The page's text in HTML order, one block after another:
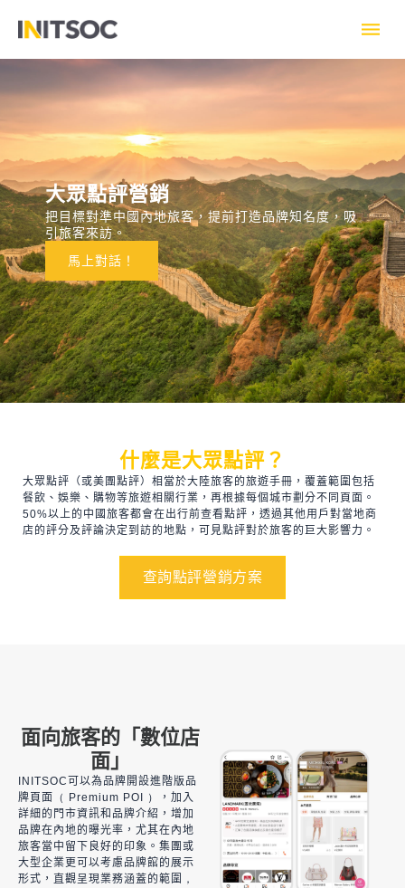
要
大眾點評營銷
把目標對準中國內地旅客，提前打造品牌知名度，吸
引旅客來訪。
馬上對話！
什麼是大眾點評？
大眾點評（或美團點評）相當於大陸旅客的旅遊手冊，覆蓋範圍包括
餐飲、娛樂、購物等旅遊相關行業，再根據每個城市劃分不同頁面。
50%以上的中國 旅客都會在出行前查看點評，透過其他用戶對當地商
店的評分及評論決定到訪的地點，可見點評對於旅客的巨大影響力。
查詢點評營銷方案
面向旅客的「數位店
面」
INITSOC 可以為品牌開設進階版 品
牌頁面
（ Premium POI ）
，加入
詳細的門市資訊和品牌介紹，增加
品牌在內地的曝光率， 尤其在內地
旅客當中 留下良好的印象。集團或
大型企業更可以考慮品牌館的展示
形式， 直觀呈現業務涵蓋的範圍 ，